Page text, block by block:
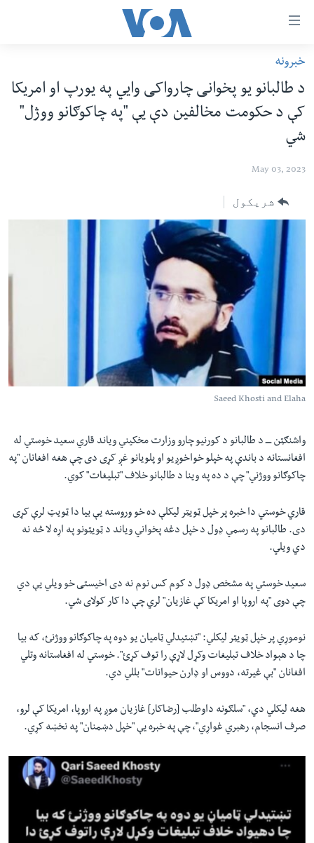
لاس
لینک
وړاندې
مرکزي
جُزیاتو
مرکزي
لټون
د سېمې خبرونه
پاکستان
ټاکنې
امریکا
نړۍ
افغانستان
داعش او تندروي
ټې وي
دروغ ریښتیا
اداریه
Learning English
FOLLOW US
ژبې
خبرونه
د طالبانو یو پخوانی چارواکی وایي په یورپ او امریکا
کې د حکومت مخالفین دې یې "په چاکوګانو ووژل"
شي
May 03, 2023
شریکول
Saeed Khosti and Elaha
واشنګټن ــــ د طالبانو د کورنیو چارو وزارت مخکیني ویاند قاري سعید خوستي له
افغانستانه د باندې په خپلو خواخوږیو او پلویانو غږ کړی دی چې هغه افغانان "په
چاکوګانو ووژني"چې د ده په وینا د طالبانو خلاف"تبلیغات" کوي.
قاري خوستي دا خبره پر خپل ټویټر لیکلې ده خو وروسته یې بیا دا ټویټ لرې کړی
دی. طالبانو په رسمي ډول د خپل دغه پخواني ویاند د ټویټونو په اړه لا څه نه
دي ویلي.
سعید خوستي په مشخص ډول د کوم کس نوم نه دی اخیستی خو ویلي یې دي
چې دوی"په اروپا او امریکا کې غازیان" لري چې دا کار کولای شي.
نوموړي پر خپل ټویټر لیکلي: "تښتیدلي ټامیان یو دوه په چاکوګانو ووژنئ، که بیا
چا د هېواد خلاف تبلیغات وکړل لاړې را توف کړئ". خوستي له افغاستانه وتلي
افغانان "بې غیرته، دووس او ډارن حیوانات"بللي دي.
هغه لیکلي دي‌، "سلګونه داوطلب [رضاکار] غازیان موږ په اروپا، امریکا کې لرو،
صرف انسجام، رهبري غواړي"، چې په خبره یې"خپل دښمنان"په نخښه کړي.